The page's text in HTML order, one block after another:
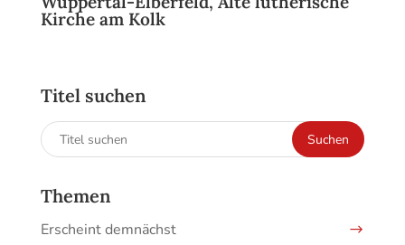
Kirche am Kolk
Titel suchen
Suchen
nach:
Suchen
Themen
Erscheint demnächst